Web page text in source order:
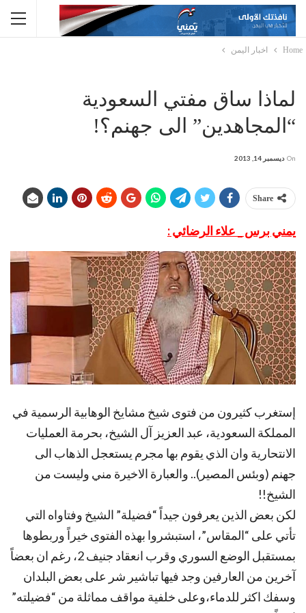
Home اخبار اليمن
لماذا ساق مفتي السعودية
“المجاهدين” الی جهنم؟!
On ديسمبر 14, 2013
Share
يمني برس _ علاء الرضائي :
إستغرب كثیرون من فتوی شیخ مشایخ الوهابیة الرسمیة في
المملكة السعودیة، عبد العزیز آل الشیخ، بحرمة العملیات
الانتحاریة وان الذي یقوم بها مجرم یستعجل الذهاب الی
جهنم (وبئس المصیر).. والعبارة الاخیرة مني ولیست من
الشیخ!!
لكن بعض الذين یعرفون جیداً “فضیلة” الشیخ وفتاواه التي
تأتي علی “المقاس”، استبشروا بهذه الفتوی خیراً وربطوها
بمستقبل الوضع السوري وقرب انعقاد جنیف 2، رغم ان بعضاً
آخرین من العارفین وجد فیها تباشیر شر علی بعض البلدان
وسفك اكثر للدماء،وعلی خلفیة مواقف مماثلة من “فضیلته”